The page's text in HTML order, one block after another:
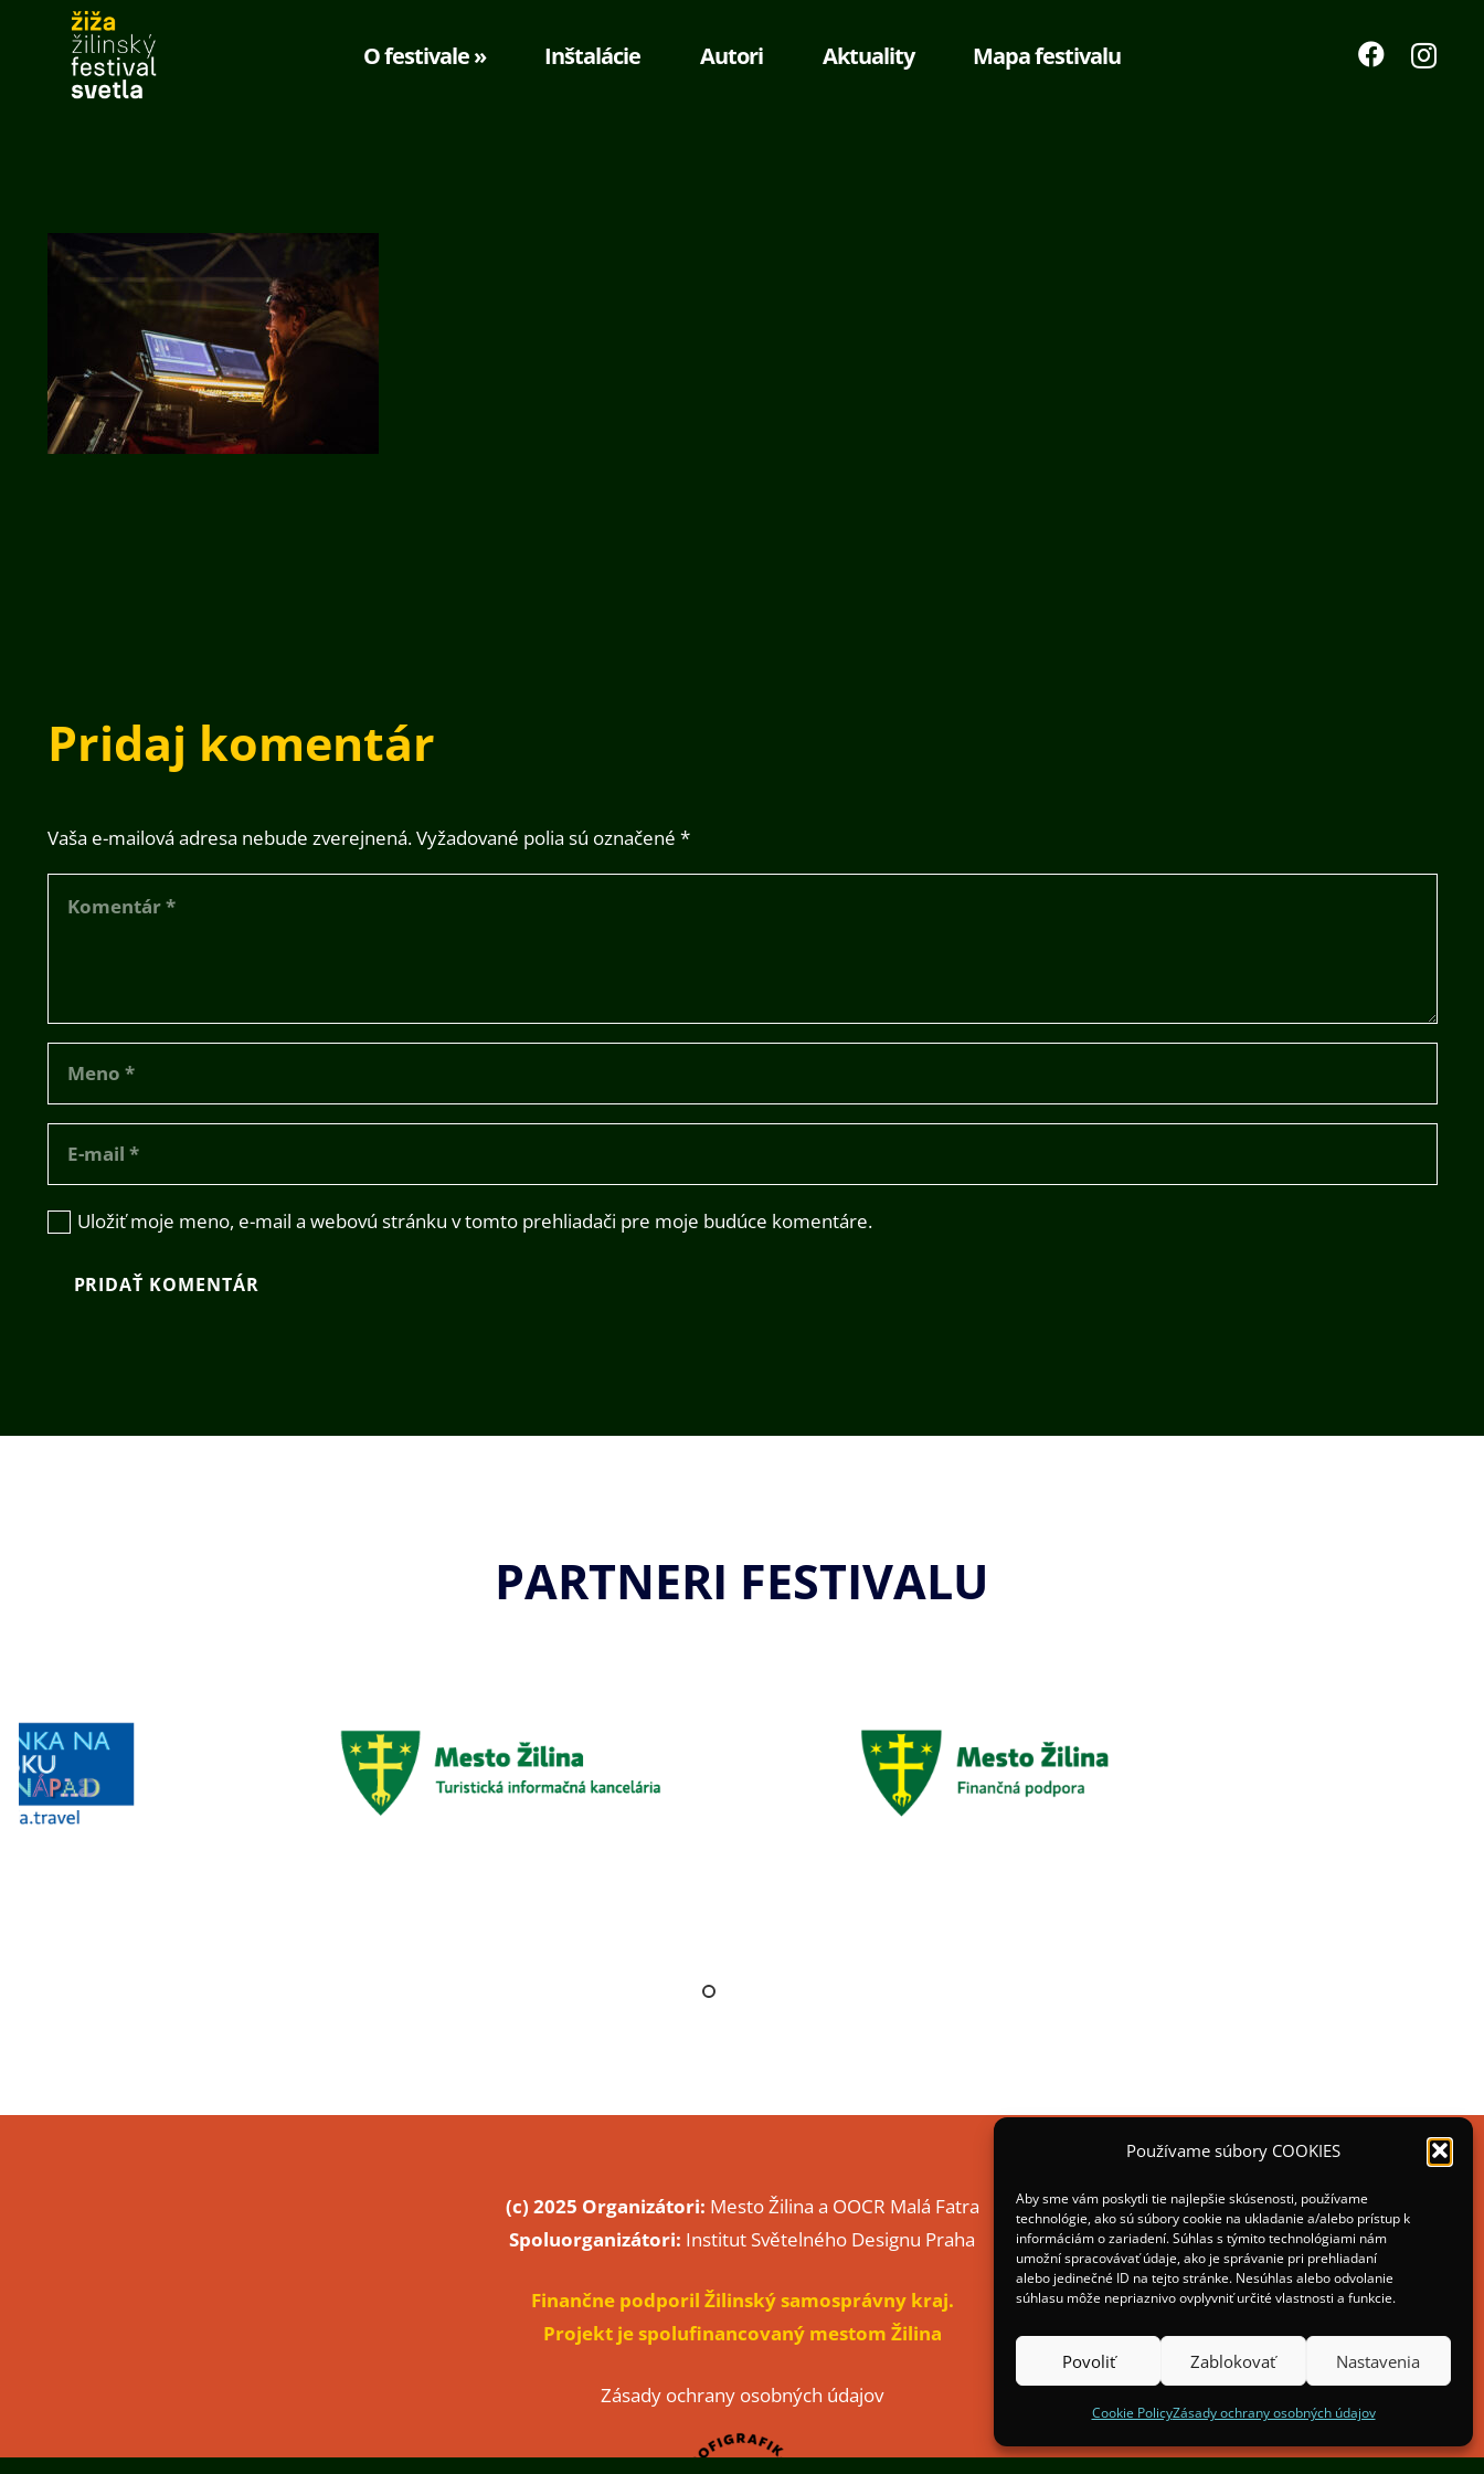
Používame súbory COOKIES
Aby sme vám poskytli tie najlepšie skúsenosti, používame
technológie, ako sú súbory cookie na ukladanie a/alebo prístup k
informáciám o zariadení. Súhlas s týmito technológiami nám
umožní spracovávať údaje, ako je správanie pri prehliadaní
alebo jedinečné ID na tejto stránke. Nesúhlas alebo odvolanie
súhlasu môže nepriaznivo ovplyvniť určité vlastnosti a funkcie.
Povoliť Zablokovať Nastavenia
Cookie PolicyZásady ochrany osobných údajov
O festivale » Inštalácie Autori Aktuality Mapa festivalu
Pridaj komentár
Vaša e-mailová adresa nebude zverejnená.Vyžadované polia sú označené *
Uložiť moje meno, e-mail a webovú stránku v tomto prehliadači pre moje budúce komentáre.
PRIDAŤ KOMENTÁR
PARTNERI FESTIVALU
(c) 2025 Organizátori: Mesto Žilina a OOCR Malá Fatra
Spoluorganizátori: Institut Světelného Designu Praha
Finančne podporil Žilinský samosprávny kraj.
Projekt je spolufinancovaný mestom Žilina
Zásady ochrany osobných údajov